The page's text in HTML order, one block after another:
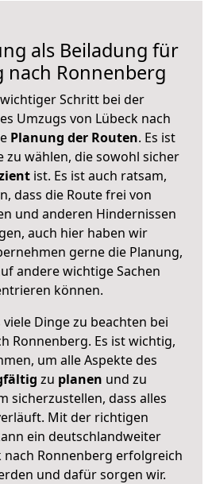
als Beiladung für
nach Ronnenberg
Schritt bei der
Umzugs von Lübeck nach
Planung der Routen. Es ist
zu wählen, die sowohl sicher
ist. Es ist auch ratsam,
dass die Route frei von
und anderen Hindernissen
auch hier haben wir
gerne die Planung,
andere wichtige Sachen
können.
Dinge zu beachten bei
Ronnenberg. Es ist wichtig,
um alle Aspekte des
zu planen und zu
sicherzustellen, dass alles
Mit der richtigen
ein deutschlandweiter
nach Ronnenberg erfolgreich
und dafür sorgen wir.